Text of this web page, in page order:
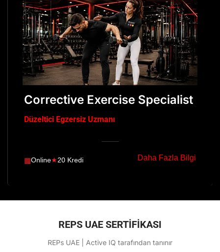
Corrective Exercise Specialist
Düzeltici Egzersiz Uzmanı
▦Online★20 Kredi Daha Fazla Bilgi
REPS UAE SERTİFİKASI
REPs UAE | Active IQ tarafından tanınır